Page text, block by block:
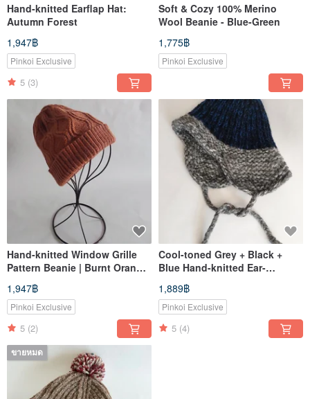
Hand-knitted Earflap Hat:
Autumn Forest
1,947฿
Pinkoi Exclusive
5 (3)
Soft & Cozy 100% Merino
Wool Beanie - Blue-Green
1,775฿
Pinkoi Exclusive
Hand-knitted Window Grille
Pattern Beanie | Burnt Orange
1,947฿
Pinkoi Exclusive
5 (2)
Cool-toned Grey + Black +
Blue Hand-knitted Ear-
1,889฿
Pinkoi Exclusive
5 (4)
ขายหมด